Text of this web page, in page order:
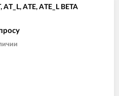
ATE, ATE_L BETA